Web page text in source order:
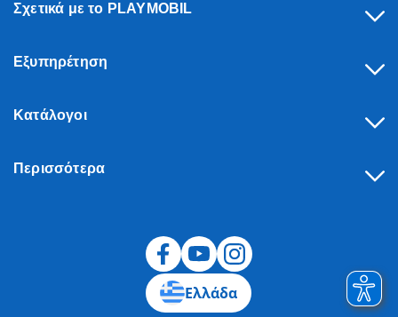
Σχετικά με το PLAYMOBIL
Εξυπηρέτηση
Κατάλογοι
Περισσότερα
Ελλάδα